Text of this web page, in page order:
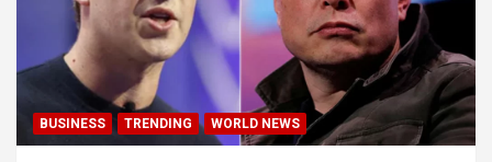
BUSINESS TRENDING WORLD NEWS